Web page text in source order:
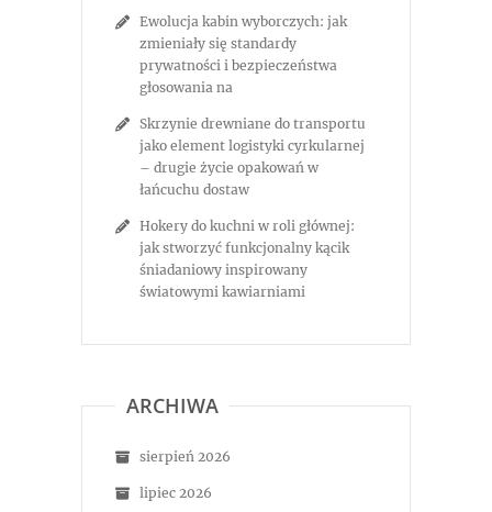
Ewolucja kabin wyborczych: jak
zmieniały się standardy
prywatności i bezpieczeństwa
głosowania na
Skrzynie drewniane do transportu
jako element logistyki cyrkularnej
– drugie życie opakowań w
łańcuchu dostaw
Hokery do kuchni w roli głównej:
jak stworzyć funkcjonalny kącik
śniadaniowy inspirowany
światowymi kawiarniami
ARCHIWA
sierpień 2026
lipiec 2026